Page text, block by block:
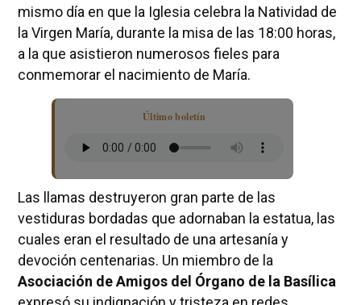
mismo día en que la Iglesia celebra la Natividad de
la Virgen María, durante la misa de las 18:00 horas,
a la que asistieron numerosos fieles para
conmemorar el nacimiento de María.
Último boletín
Las llamas destruyeron gran parte de las
vestiduras bordadas que adornaban la estatua, las
cuales eran el resultado de una artesanía y
devoción centenarias. Un miembro de la
Asociación de Amigos del Órgano de la Basílica